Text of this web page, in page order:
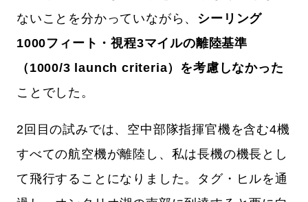
ないことを分かっていながら、 シーリング
1000フィート・視程3マイルの離陸基準
（1000/3 launch criteria）を考慮しなかった
ことでした。
2回目の試みでは、空中部隊指揮官機を含む4機
すべての航空機が離陸し、私は長機の機長とし
て飛行することになりました。タグ・ヒルを通